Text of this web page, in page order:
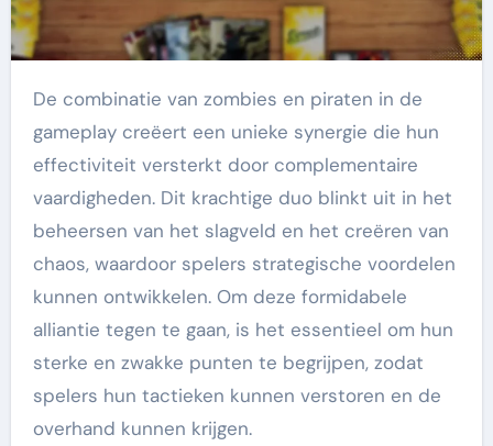
De combinatie van zombies en piraten in de
gameplay creëert een unieke synergie die hun
effectiviteit versterkt door complementaire
vaardigheden. Dit krachtige duo blinkt uit in het
beheersen van het slagveld en het creëren van
chaos, waardoor spelers strategische voordelen
kunnen ontwikkelen. Om deze formidabele
alliantie tegen te gaan, is het essentieel om hun
sterke en zwakke punten te begrijpen, zodat
spelers hun tactieken kunnen verstoren en de
overhand kunnen krijgen.